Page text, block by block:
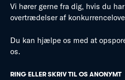
Vi hører gerne fra dig, hvis du
overtrædelser af
Du kan hjælpe os med at
os.
RING ELLER SKRIV TIL OS ANONYMT